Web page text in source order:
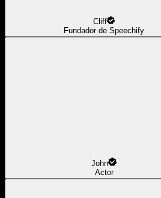
Cliff
Fundador de Speechify
John
Actor